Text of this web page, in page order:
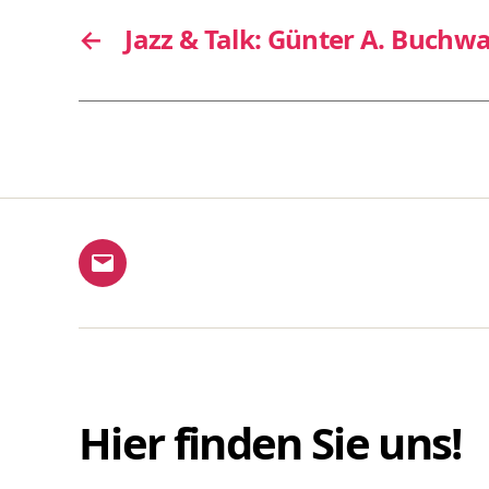
← Jazz & Talk: Günter A.
E-
Hier finden Sie uns!